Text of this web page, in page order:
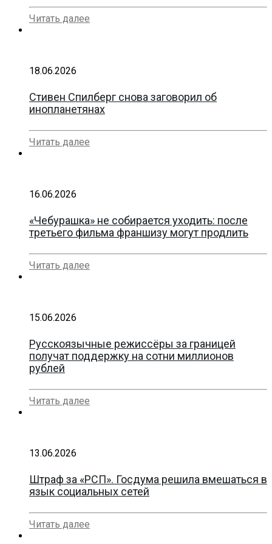
Читать далее
18.06.2026
Стивен Спилберг снова заговорил об
инопланетянах
Читать далее
16.06.2026
«Чебурашка» не собирается уходить: после
третьего фильма франшизу могут продлить
Читать далее
15.06.2026
Русскоязычные режиссёры за границей
получат поддержку на сотни миллионов
рублей
Читать далее
13.06.2026
Штраф за «РСП». Госдума решила вмешаться в
язык социальных сетей
Читать далее